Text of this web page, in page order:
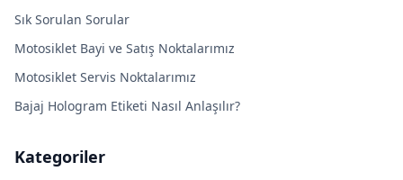
Sık Sorulan Sorular
Motosiklet Bayi ve Satış Noktalarımız
Motosiklet Servis Noktalarımız
Bajaj Hologram Etiketi Nasıl Anlaşılır?
Kategoriler